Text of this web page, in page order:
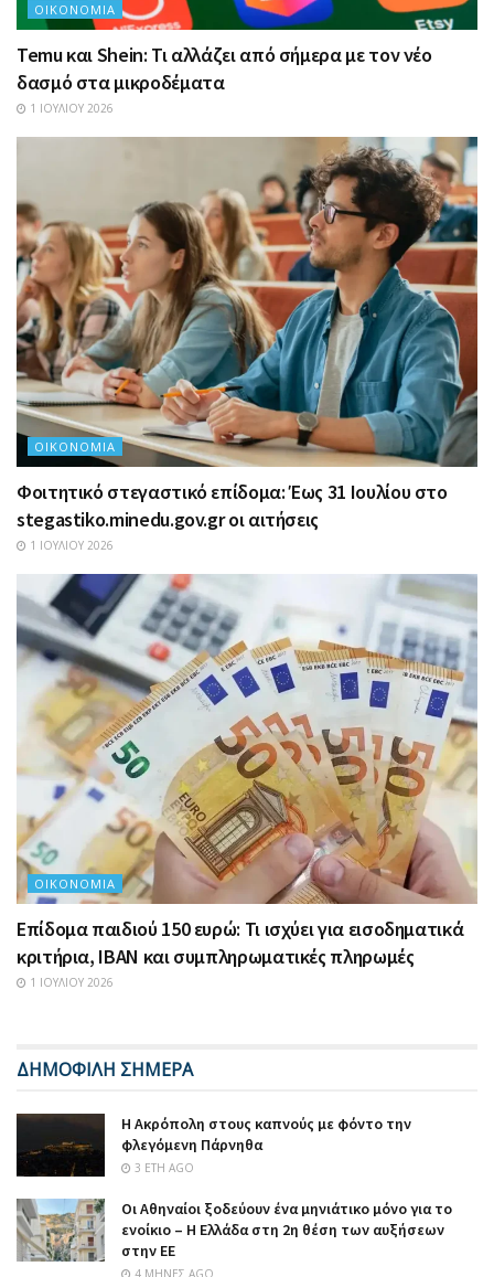
ΟΙΚΟΝΟΜΊΑ
Temu και Shein: Τι αλλάζει από σήμερα με τον νέο
δασμό στα μικροδέματα
1 ΙΟΥΛΊΟΥ 2026
ΟΙΚΟΝΟΜΊΑ
Φοιτητικό στεγαστικό επίδομα: Έως 31 Ιουλίου στο
stegastiko.minedu.gov.gr οι αιτήσεις
1 ΙΟΥΛΊΟΥ 2026
ΟΙΚΟΝΟΜΊΑ
Επίδομα παιδιού 150 ευρώ: Τι ισχύει για εισοδηματικά
κριτήρια, IBAN και συμπληρωματικές πληρωμές
1 ΙΟΥΛΊΟΥ 2026
ΔΗΜΟΦΙΛΗ ΣΗΜΕΡΑ
Η Ακρόπολη στους καπνούς με φόντο την
φλεγόμενη Πάρνηθα
3 ΈΤΗ AGO
Οι Αθηναίοι ξοδεύουν ένα μηνιάτικο μόνο για το
ενοίκιο – Η Ελλάδα στη 2η θέση των αυξήσεων
στην ΕΕ
4 ΜΉΝΕΣ AGO